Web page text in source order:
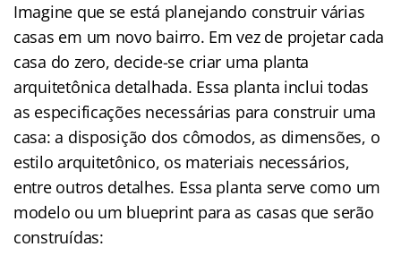
Imagine que se está planejando construir várias
casas em um novo bairro. Em vez de projetar cada
casa do zero, decide-se criar uma planta
arquitetônica detalhada. Essa planta inclui todas
as especificações necessárias para construir uma
casa: a disposição dos cômodos, as dimensões, o
estilo arquitetônico, os materiais necessários,
entre outros detalhes. Essa planta serve como um
modelo ou um blueprint para as casas que serão
construídas: